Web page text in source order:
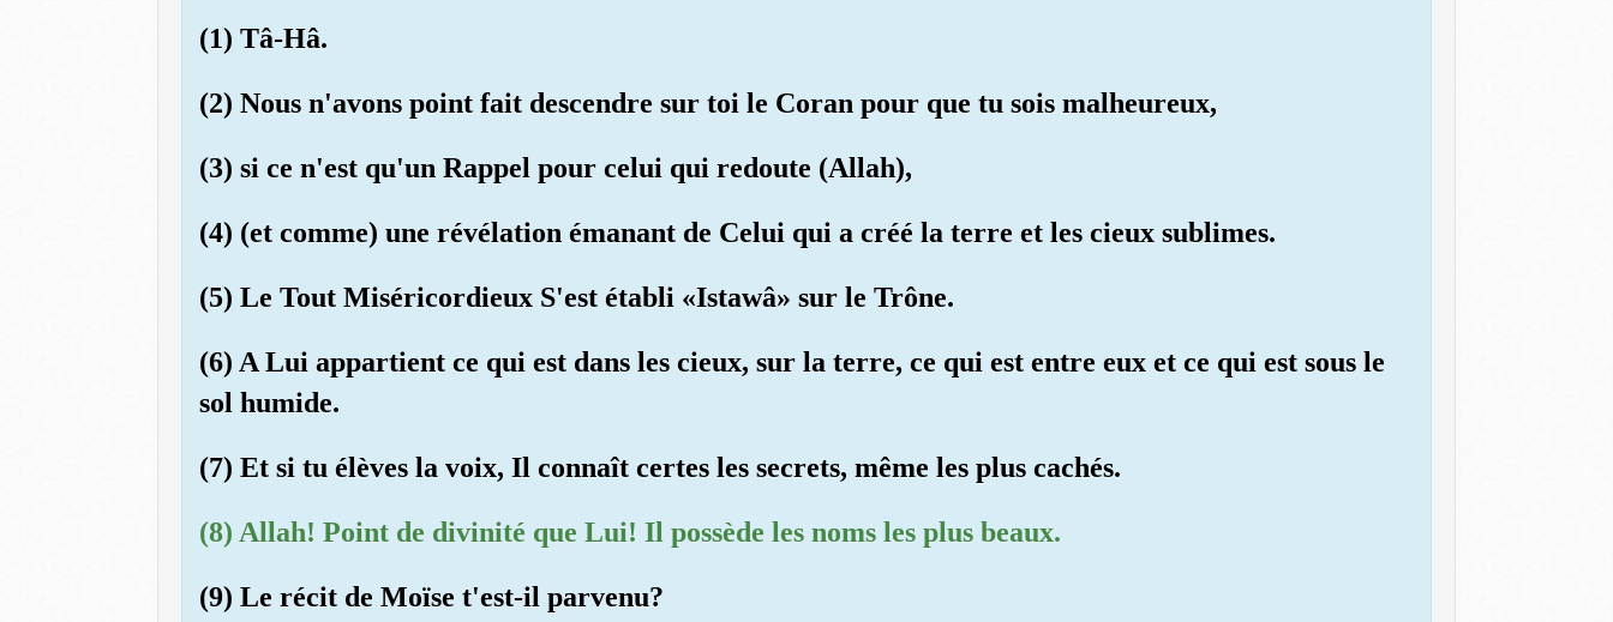
(1) Tâ-Hâ.
(2) Nous n'avons point fait descendre sur toi le Coran pour que tu sois malheureux,
(3) si ce n'est qu'un Rappel pour celui qui redoute (Allah),
(4) (et comme) une révélation émanant de Celui qui a créé la terre et les cieux sublimes.
(5) Le Tout Miséricordieux S'est établi «Istawâ» sur le Trône.
(6) A Lui appartient ce qui est dans les cieux, sur la terre, ce qui est entre eux et ce qui est sous le
sol humide.
(7) Et si tu élèves la voix, Il connaît certes les secrets, même les plus cachés.
(8) Allah! Point de divinité que Lui! Il possède les noms les plus beaux.
(9) Le récit de Moïse t'est-il parvenu?